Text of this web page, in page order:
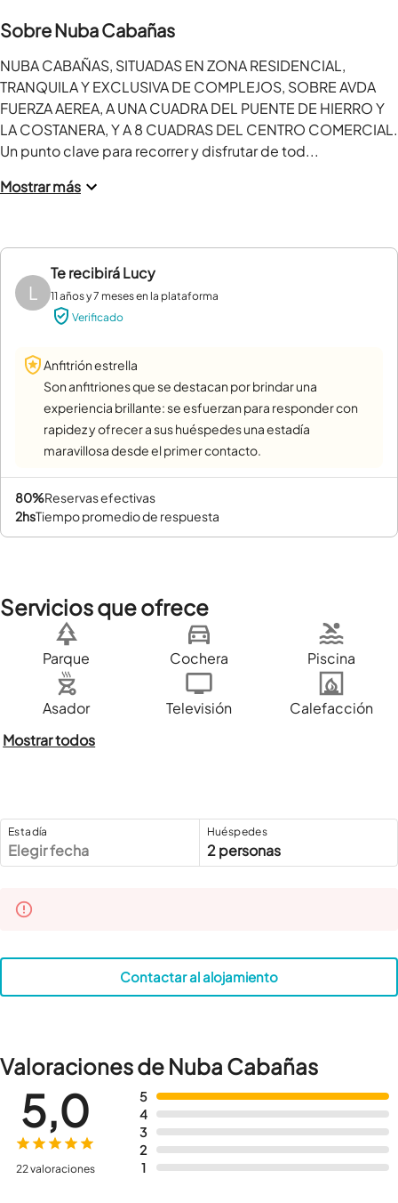
Sobre Nuba Cabañas
NUBA CABAÑAS, SITUADAS EN ZONA RESIDENCIAL,
TRANQUILA Y EXCLUSIVA DE COMPLEJOS, SOBRE AVDA
FUERZA AEREA, A UNA CUADRA DEL PUENTE DE HIERRO Y
LA COSTANERA, Y A 8 CUADRAS DEL CENTRO COMERCIAL.
Un punto clave para recorrer y disfrutar de tod...
Mostrar más
L
Te recibiráLucy
11 años y 7 meses en la plataforma
Verificado
Anfitrión estrella
Son anfitriones que se destacan por brindar una
experiencia brillante: se esfuerzan para responder con
rapidez y ofrecer a sus huéspedes una estadía
maravillosa desde el primer contacto.
80% reservas efectivas
2hs tiempo promedio de respuesta
Servicios que ofrece
Parque Cochera Piscina
Asador Televisión
Calefacción
Mostrar todos
Estadía
Elegir fecha
Huéspedes
2 personas
Contactar al alojamiento
Valoraciones de Nuba Cabañas
5
4
3
2
1
5,0
22 valoraciones